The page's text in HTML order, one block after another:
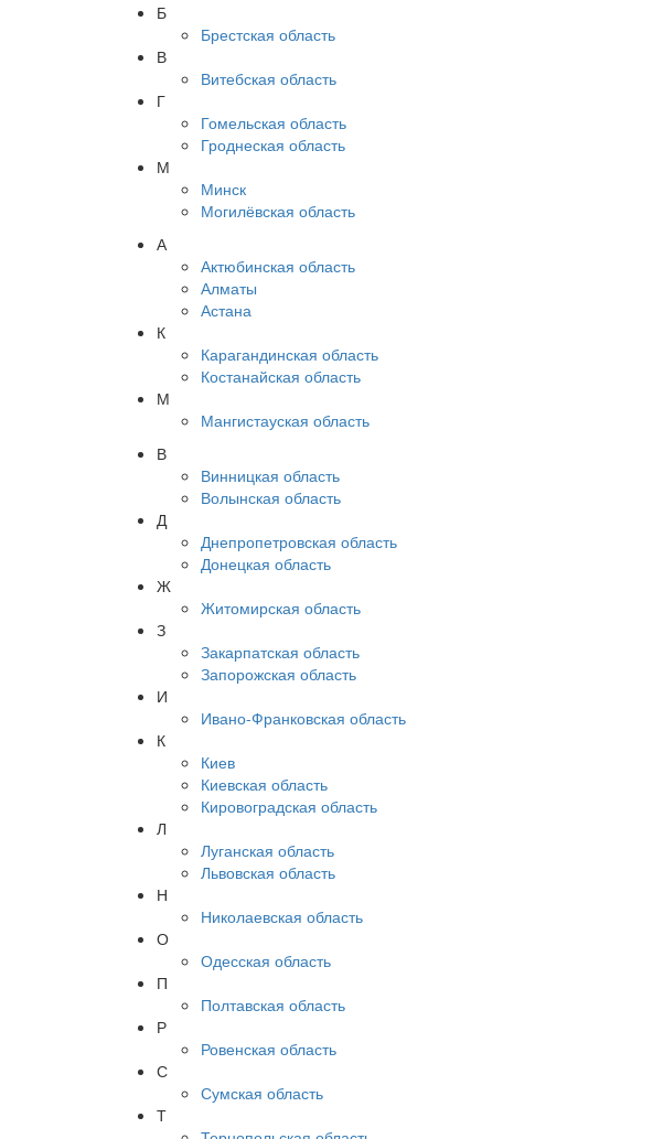
Б
Брестская область
В
Витебская область
Г
Гомельская область
Гроднеская область
М
Минск
Могилёвская область
А
Актюбинская область
Алматы
Астана
К
Карагандинская область
Костанайская область
М
Мангистауская область
В
Винницкая область
Волынская область
Д
Днепропетровская область
Донецкая область
Ж
Житомирская область
З
Закарпатская область
Запорожская область
И
Ивано-Франковская область
К
Киев
Киевская область
Кировоградская область
Л
Луганская область
Львовская область
Н
Николаевская область
О
Одесская область
П
Полтавская область
Р
Ровенская область
С
Сумская область
Т